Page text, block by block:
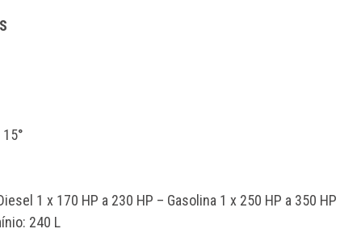
1 x 170 HP a 230 HP – Gasolina 1 x 250 HP a 350 HP
240 L